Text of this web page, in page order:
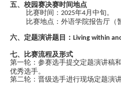
五、校园赛决赛时间地点
比赛时间：2025年4月中旬。
比赛地点：外语学院报告厅（
六、定题演讲题目： Living within
七、比赛流程及形式
第一轮：参赛选手提交定题演讲稿
优秀选手。
第二轮：晋级选手进行现场定题演